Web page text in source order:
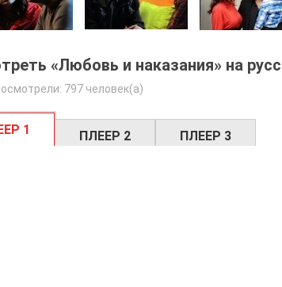
«Любовь и наказания» на
797 человек(а)
1 ПЛЕЕР 2 ПЛЕЕР 3